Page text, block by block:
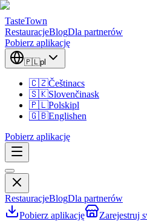
TasteTown
RestauracjeBlogDla partnerów
Pobierz aplikację
🇵🇱pl
🇨🇿Češtinacs
🇸🇰Slovenčinask
🇵🇱Polskipl
🇬🇧Englishen
Pobierz aplikację
RestauracjeBlogDla partnerów
Pobierz aplikację
Zarejestruj